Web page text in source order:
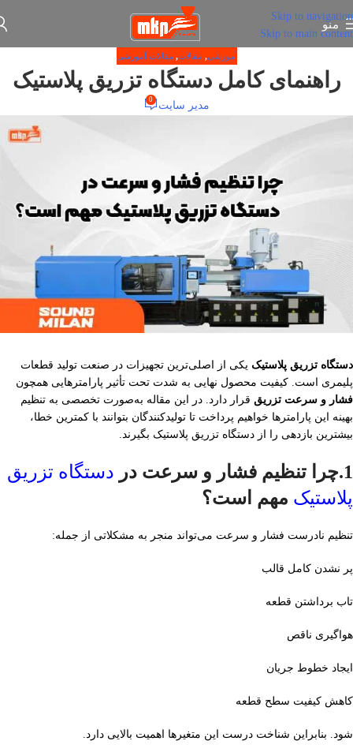
Skip to navigation
Skip to main content
منو
آموزشی, مقالات, مقالات آموزشی
راهنمای کامل دستگاه تزریق پلاستیک
مدیر سایت 0
دستگاه تزریق پلاستیک یکی از اصلی‌ترین تجهیزات در صنعت تولید قطعات
پلیمری است. کیفیت محصول نهایی به شدت تحت تأثیر پارامترهایی همچون
فشار و سرعت تزریق قرار دارد. در این مقاله به‌صورت تخصصی به تنظیم
بهینه این پارامترها خواهیم پرداخت تا تولیدکنندگان بتوانند با کمترین خطا،
بیشترین بازدهی را از دستگاه تزریق پلاستیک بگیرند.
1.چرا تنظیم فشار و سرعت در
دستگاه تزریق
پلاستیک مهم است؟
تنظیم نادرست فشار و سرعت می‌تواند منجر به مشکلاتی از جمله:
پر نشدن کامل قالب
تاب برداشتن قطعه
هواگیری ناقص
ایجاد خطوط جریان
کاهش کیفیت سطح قطعه
شود. بنابراین شناخت درست این متغیرها اهمیت بالایی دارد.